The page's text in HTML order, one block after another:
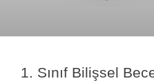
1. Sınıf Bilişsel